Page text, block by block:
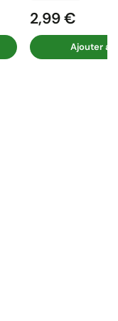
Prix
2,99 €
Ajouter au